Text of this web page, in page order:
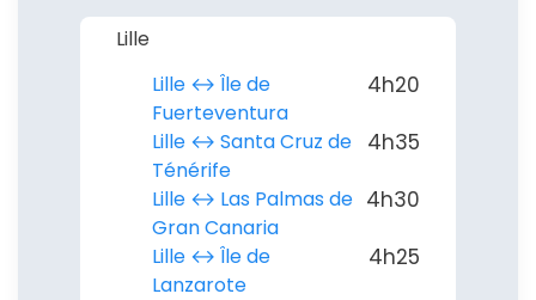
Lille
Lille ↔︎ Île de
Fuerteventura
4h20
Lille ↔︎ Santa Cruz de
Ténérife
4h35
Lille ↔︎ Las Palmas de
Gran Canaria
4h30
Lille ↔︎ Île de
Lanzarote
4h25